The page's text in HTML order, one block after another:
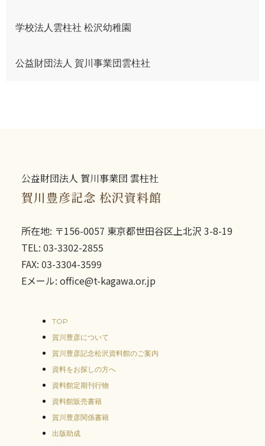
学校法人雲柱社 松沢幼稚園
公益財団法人 賀川事業団雲柱社
公益財団法人 賀川事業団 雲柱社
賀川豊彦記念 松沢資料館
所在地: 〒156-0057 東京都世田谷区上北沢 3-8-19
TEL: 03-3302-2855
FAX: 03-3304-3599
Eメール: office@t-kagawa.or.jp
TOP
賀川豊彦について
賀川豊彦記念松沢資料館のご案内
資料をお探しの方へ
資料館定期刊行物
資料館販売書籍
賀川豊彦関係書籍
出版助成